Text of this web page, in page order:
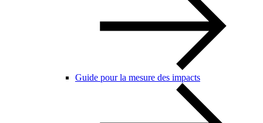
Guide pour la mesure des impacts